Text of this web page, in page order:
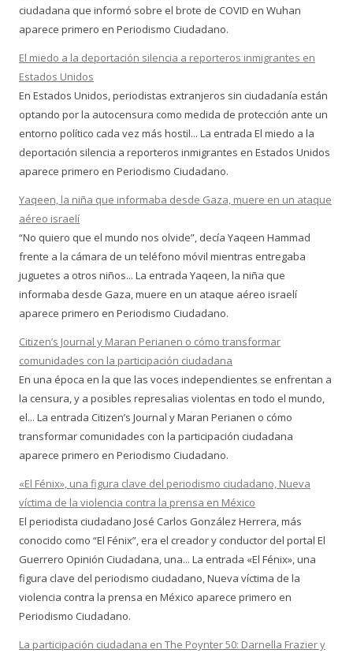
ciudadana que informó sobre el brote de COVID en Wuhan
aparece primero en Periodismo Ciudadano.
El miedo a la deportación silencia a reporteros inmigrantes en
Estados Unidos
En Estados Unidos, periodistas extranjeros sin ciudadanía están
optando por la autocensura como medida de protección ante un
entorno político cada vez más hostil... La entrada El miedo a la
deportación silencia a reporteros inmigrantes en Estados Unidos
aparece primero en Periodismo Ciudadano.
Yaqeen, la niña que informaba desde Gaza, muere en un ataque
aéreo israelí
“No quiero que el mundo nos olvide”, decía Yaqeen Hammad
frente a la cámara de un teléfono móvil mientras entregaba
juguetes a otros niños... La entrada Yaqeen, la niña que
informaba desde Gaza, muere en un ataque aéreo israelí
aparece primero en Periodismo Ciudadano.
Citizen’s Journal y Maran Perianen o cómo transformar
comunidades con la participación ciudadana
En una época en la que las voces independientes se enfrentan a
la censura, y a posibles represalias violentas en todo el mundo,
el... La entrada Citizen’s Journal y Maran Perianen o cómo
transformar comunidades con la participación ciudadana
aparece primero en Periodismo Ciudadano.
«El Fénix», una figura clave del periodismo ciudadano, Nueva
víctima de la violencia contra la prensa en México
El periodista ciudadano José Carlos González Herrera, más
conocido como “El Fénix”, era el creador y conductor del portal El
Guerrero Opinión Ciudadana, una... La entrada «El Fénix», una
figura clave del periodismo ciudadano, Nueva víctima de la
violencia contra la prensa en México aparece primero en
Periodismo Ciudadano.
La participación ciudadana en The Poynter 50: Darnella Frazier y